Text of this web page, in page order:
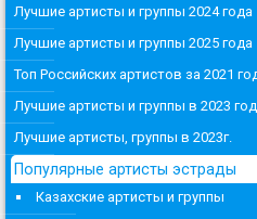
Лучшие артисты и группы 2024 года
Лучшие артисты и группы 2025 года
Топ Российских артистов за 2021
Лучшие артисты и группы в 2023
Лучшие артисты, группы в 2023г.
Популярные артисты эстрады
Казахские артисты и группы